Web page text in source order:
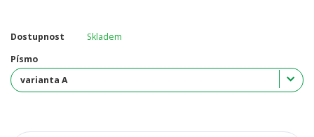
Dostupnost
Skladem
Písmo